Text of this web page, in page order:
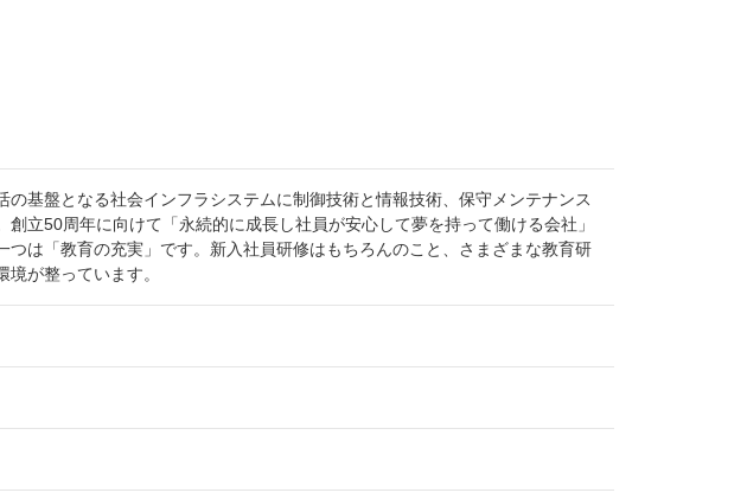
基盤となる社会インフラシステムに制御技術と情報技術、保守メンテナンス
立50周年に向けて「永続的に成長し社員が安心して夢を持って働ける会社」
は「教育の充実」です。新入社員研修はもちろんのこと、さまざまな教育研
が整っています。